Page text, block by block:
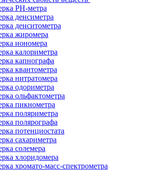
PH-метра
денсиметра
денситометра
жиромера
иономера
калориметра
капнографа
квантометра
нитратомера
одориметра
ольфактометра
пикнометра
поляриметра
полярографа
потенциостата
сахариметра
солемера
хлоридомера
хромато-масс-спектрометра